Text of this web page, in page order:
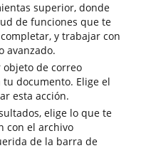
superior, donde
de funciones que te
y trabajar con
avanzado.
objeto de correo
documento. Elige el
esta acción.
elige lo que te
con el archivo
de la barra de